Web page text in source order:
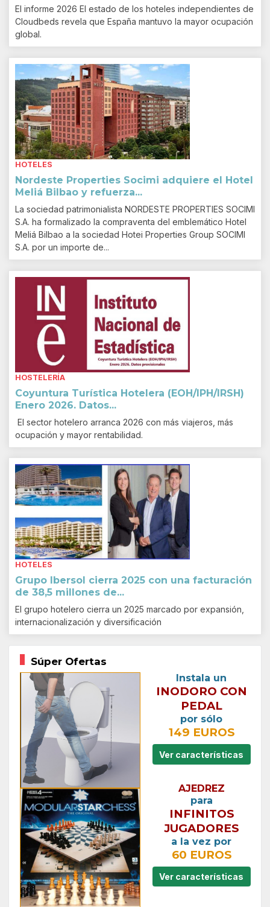
El informe 2026 El estado de los hoteles independientes de
Cloudbeds revela que España mantuvo la mayor ocupación
global.
HOTELES
Nordeste Properties Socimi adquiere el Hotel
Meliá Bilbao y refuerza...
La sociedad patrimonialista NORDESTE PROPERTIES SOCIMI
S.A. ha formalizado la compraventa del emblemático Hotel
Meliá Bilbao a la sociedad Hotei Properties Group SOCIMI
S.A. por un importe de...
HOSTELERÍA
Coyuntura Turística Hotelera (EOH/IPH/IRSH)
Enero 2026. Datos...
El sector hotelero arranca 2026 con más viajeros, más
ocupación y mayor rentabilidad.
HOTELES
Grupo Ibersol cierra 2025 con una facturación
de 38,5 millones de...
El grupo hotelero cierra un 2025 marcado por expansión,
internacionalización y diversificación
Súper Ofertas
Instala un
INODORO CON
PEDAL
por sólo
149 EUROS
Ver características
AJEDREZ
para
INFINITOS
JUGADORES
a la vez por
60 EUROS
Ver características